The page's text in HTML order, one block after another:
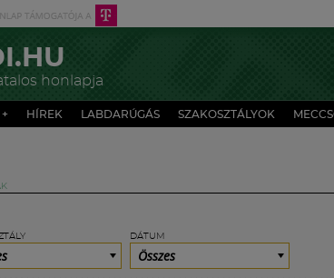
honlapja
+ HÍREK LABDARÚGÁS SZAKOSZTÁLYOK
DÁTUM
Összes